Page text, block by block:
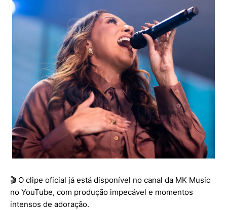
🎬 O clipe oficial já está disponível no canal da MK Music
no YouTube, com produção impecável e momentos
intensos de adoração.